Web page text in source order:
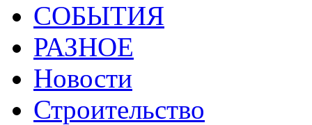
СОБЫТИЯ
РАЗНОЕ
Новости
Строительство